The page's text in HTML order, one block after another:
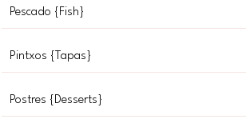
Pescado {Fish}
Pintxos {Tapas}
Postres {Desserts}